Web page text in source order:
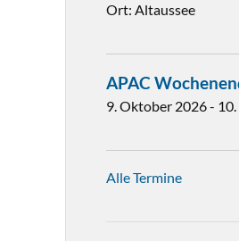
Ort: Altaussee
APAC
9. Oktober 2026-
Alle Termine